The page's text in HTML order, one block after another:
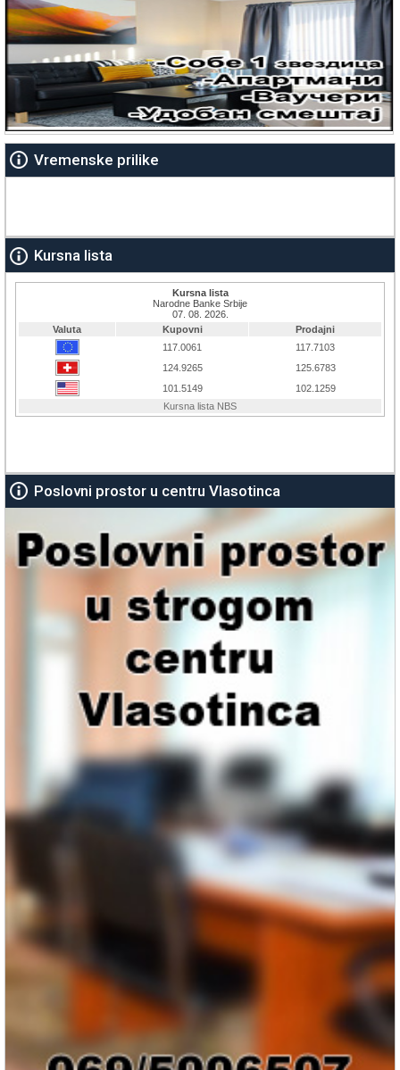
Vremenske prilike
Kursna lista
Poslovni prostor u centru Vlasotinca